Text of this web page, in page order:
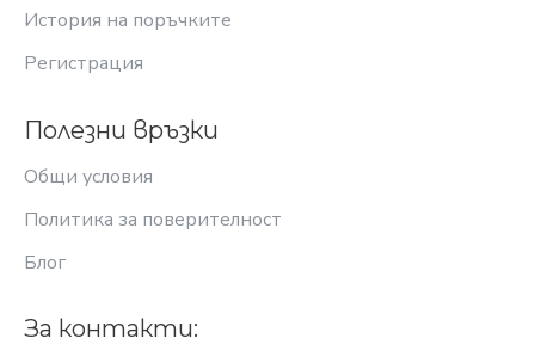
История на поръчките
Регистрация
Полезни връзки
Общи условия
Политика за поверителност
Блог
За контакти: